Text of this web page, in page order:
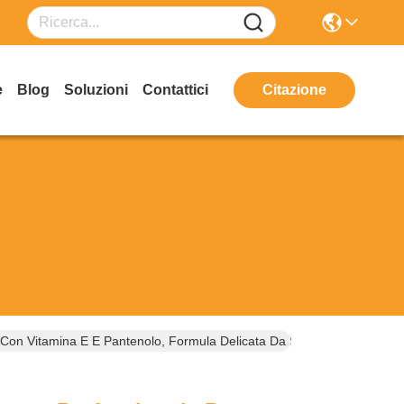
Blog Soluzioni Contattici Citazione
Vitamina E E Pantenolo, Formula Delicata Da Salone 1000 Ml